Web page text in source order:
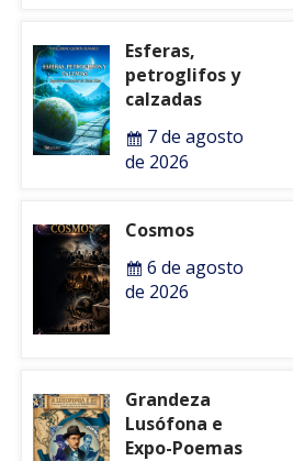
Esferas,
petroglifos y
calzadas
7 de agosto
de 2026
Cosmos
6 de agosto
de 2026
Grandeza
Lusófona e
Expo-Poemas